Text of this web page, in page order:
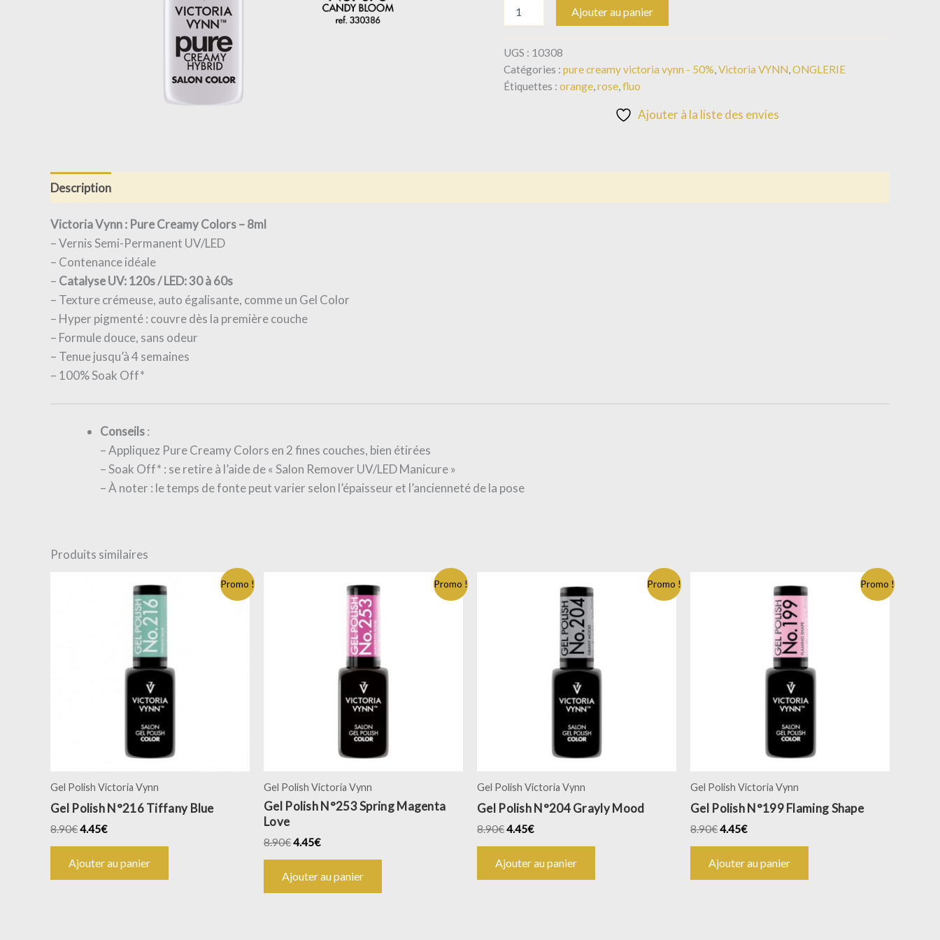
Ajouter au panier
UGS : 10308
Catégories : pure creamy victoria vynn - 50%,Victoria VYNN,ONGLERIE
Étiquettes : orange,rose,fluo
Ajouter à la liste des envies
Description
Victoria Vynn : Pure Creamy Colors – 8ml
– Vernis Semi-Permanent UV/LED
– Contenance idéale
– Catalyse UV: 120s / LED: 30 à 60s
– Texture crémeuse, auto égalisante, comme un Gel Color
– Hyper pigmenté : couvre dès la première couche
– Formule douce, sans odeur
– Tenue jusqu’à 4 semaines
– 100% Soak Off*
Conseils:
– Appliquez Pure Creamy Colors en 2 fines couches, bien étirées
– Soak Off* : se retire à l’aide de « Salon Remover UV/LED Manicure »
– À noter : le temps de fonte peut varier selon l’épaisseur et l’ancienneté de la pose
Produits similaires
Promo !
Gel Polish Victoria Vynn
Gel Polish N°216 Tiffany Blue
8.90€4.45€
Ajouter au panier
Promo !
Gel Polish Victoria Vynn
Gel Polish N°253 Spring Magenta
Love
8.90€4.45€
Ajouter au panier
Promo !
Gel Polish Victoria Vynn
Gel Polish N°204 Grayly Mood
8.90€4.45€
Ajouter au panier
Promo !
Gel Polish Victoria Vynn
Gel Polish N°199 Flaming Shape
8.90€4.45€
Ajouter au panier